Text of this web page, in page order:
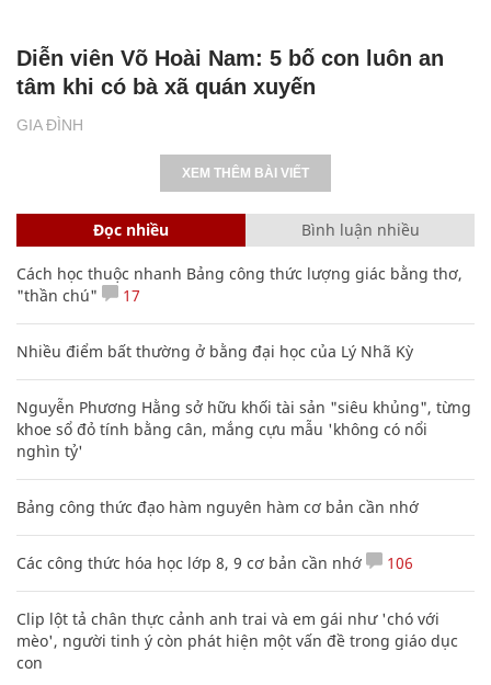
GIA ĐÌNH
Diễn viên Võ Hoài Nam: 5 bố con luôn an
tâm khi có bà xã quán xuyến
XEM THÊM BÀI VIẾT
Đọc nhiều Bình luận nhiều
Cách học thuộc nhanh Bảng công thức lượng giác bằng thơ,
"thần chú"
17
Nhiều điểm bất thường ở bằng đại học của Lý Nhã Kỳ
Nguyễn Phương Hằng sở hữu khối tài sản "siêu khủng", từng
khoe sổ đỏ tính bằng cân, mắng cựu mẫu 'không có nổi
nghìn tỷ'
Bảng công thức đạo hàm nguyên hàm cơ bản cần nhớ
Các công thức hóa học lớp 8, 9 cơ bản cần nhớ 106
Clip lột tả chân thực cảnh anh trai và em gái như 'chó với
mèo', người tinh ý còn phát hiện một vấn đề trong giáo dục
con